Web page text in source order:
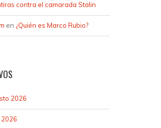
contra el camarada Stalin
en ¿Quién es Marco Rubio?
2026